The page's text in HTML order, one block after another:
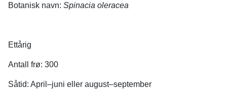
Botanisk navn: Spinacia oleracea
Ettårig
Antall frø: 300
Såtid: April–juni eller august–september